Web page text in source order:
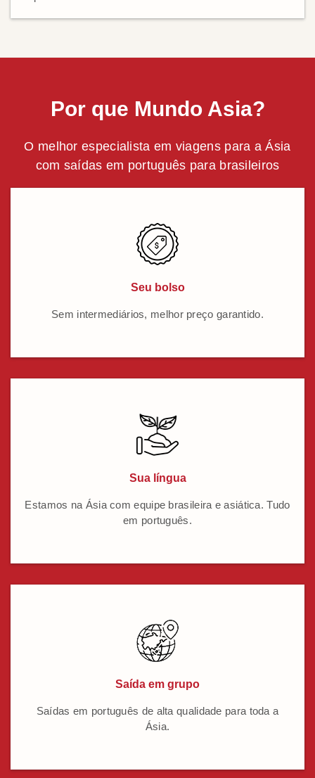
Por que Mundo Asia?
O melhor especialista em viagens para a Ásia
com saídas em português para brasileiros
Seu bolso
Sem intermediários, melhor preço garantido.
Sua língua
Estamos na Ásia com equipe brasileira e asiática. Tudo
em português.
Saída em grupo
Saídas em português de alta qualidade para toda a
Ásia.